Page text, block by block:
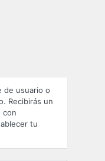
de usuario o
Recibirás un
con
tu